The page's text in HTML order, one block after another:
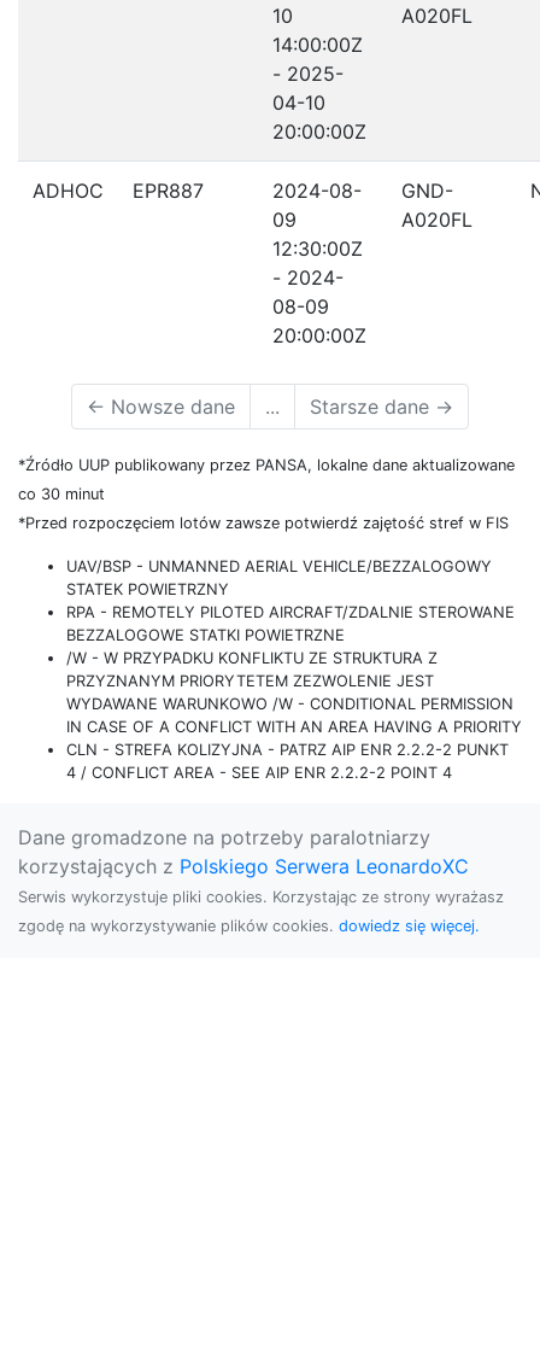
10
14:00:00Z
- 2025-
04-10
20:00:00Z
A020FL
ADHOC EPR887
2024-08-
09
12:30:00Z
- 2024-
08-09
20:00:00Z
GND-
A020FL
← Nowsze dane ... Starsze dane →
*Źródło UUP publikowany przez PANSA, lokalne dane aktualizowane
co 30 minut
*Przed rozpoczęciem lotów zawsze potwierdź zajętość stref w FIS
UAV/BSP - UNMANNED AERIAL VEHICLE/BEZZALOGOWY
STATEK POWIETRZNY
RPA - REMOTELY PILOTED AIRCRAFT/ZDALNIE STEROWANE
BEZZALOGOWE STATKI POWIETRZNE
/W - W PRZYPADKU KONFLIKTU ZE STRUKTURA Z
PRZYZNANYM PRIORYTETEM ZEZWOLENIE JEST
WYDAWANE WARUNKOWO /W - CONDITIONAL PERMISSION
IN CASE OF A CONFLICT WITH AN AREA HAVING A PRIORITY
CLN - STREFA KOLIZYJNA - PATRZ AIP ENR 2.2.2-2 PUNKT
4 / CONFLICT AREA - SEE AIP ENR 2.2.2-2 POINT 4
Dane gromadzone na potrzeby paralotniarzy
korzystających z Polskiego Serwera LeonardoXC
Serwis wykorzystuje pliki cookies. Korzystając ze strony wyrażasz
zgodę na wykorzystywanie plików cookies. dowiedz się więcej.